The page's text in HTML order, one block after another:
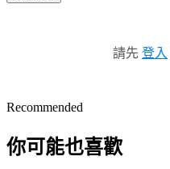
請先 登入
Recommended
你可能也喜歡